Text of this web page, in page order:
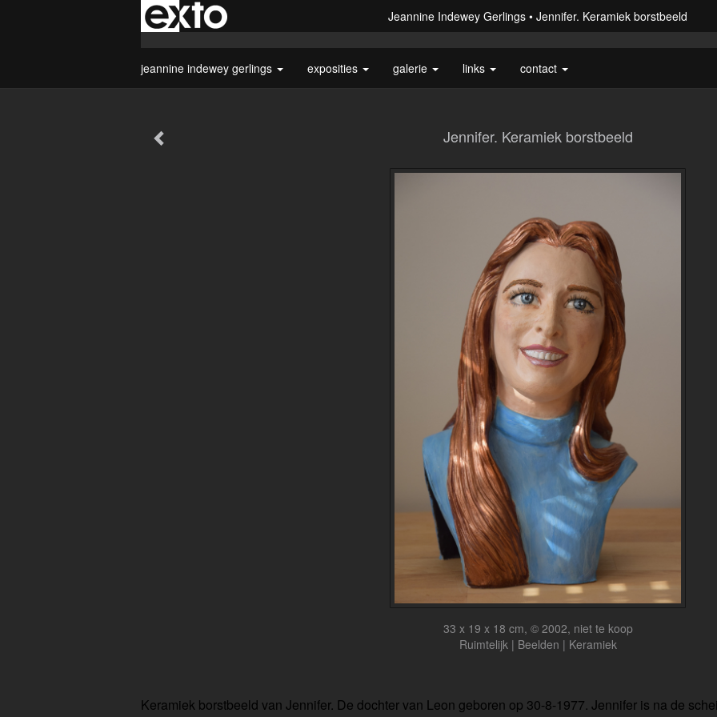
Jeannine Indewey Gerlings Jennifer. Keramiek borstbeeld
jeannine indewey gerlings exposities galerie links contact
Jennifer. Keramiek borstbeeld
33 x 19 x 18 cm, © 2002, niet te koop
Ruimtelijk | Beelden | Keramiek
Keramiek borstbeeld van Jennifer. De dochter van Leon geboren op 30-8-1977. Jennifer is na de